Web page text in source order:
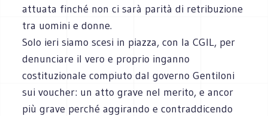
attuata finché non ci sarà parità di retribuzione
tra uomini e donne.
Solo ieri siamo scesi in piazza, con la CGIL, per
denunciare il vero e proprio inganno
costituzionale compiuto dal governo Gentiloni
sui voucher: un atto grave nel merito, e ancor
più grave perché aggirando e contraddicendo